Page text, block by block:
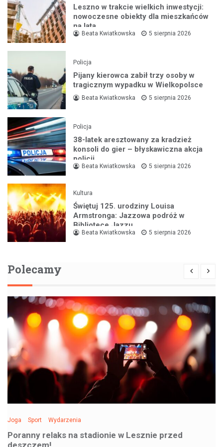
Leszno w trakcie wielkich inwestycji:
nowoczesne obiekty dla mieszkańców
na lata
Beata Kwiatkowska 5 sierpnia 2026
Policja
Pijany kierowca zabił trzy osoby w
tragicznym wypadku w Wielkopolsce
Beata Kwiatkowska 5 sierpnia 2026
Policja
38-latek aresztowany za kradzież
konsoli do gier – błyskawiczna akcja
policji
Beata Kwiatkowska 5 sierpnia 2026
Kultura
Świętuj 125. urodziny Louisa
Armstronga: Jazzowa podróż w
Bibliotece Jazzu
Beata Kwiatkowska 5 sierpnia 2026
Polecamy
Joga Sport Wydarzenia
Poranny relaks na stadionie w Lesznie przed
deszczem!